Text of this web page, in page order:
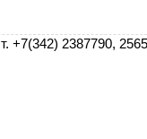
т. +7(342) 2387790,